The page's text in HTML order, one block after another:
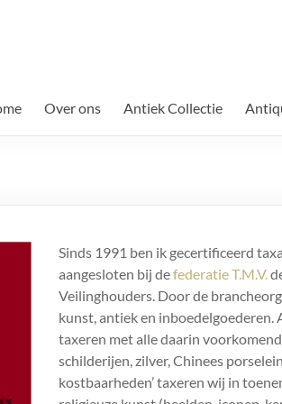
Over ons Antiek Collectie
Sinds 1991 ben ik gecertificeerd
aangesloten bij defederatie T.M.V.
Veilinghouders. Door de
kunst, antiek en inboedelgoederen.
taxeren met alle daarin
schilderijen, zilver, Chinees
kostbaarheden’ taxeren wij in